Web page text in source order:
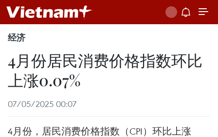
经济
4月份居民消费价格指数环比
上涨0.07%
07/05/2025 00:07
4月份，居民消费价格指数（CPI）环比上涨